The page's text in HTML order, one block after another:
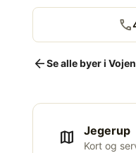
call
arrow_backSe alle byer i
map Jegerup
Kort og